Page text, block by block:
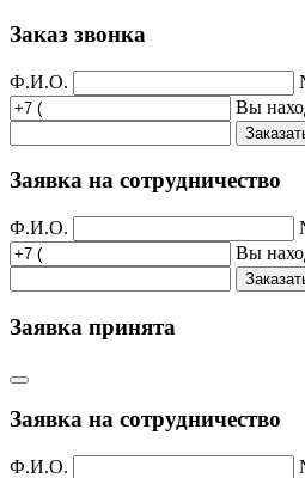
Заказ звонка
Ф.И.О.
Вы
Заявка на сотрудничество
Ф.И.О.
Вы
Заявка принята
Заявка на сотрудничество
Ф.И.О.